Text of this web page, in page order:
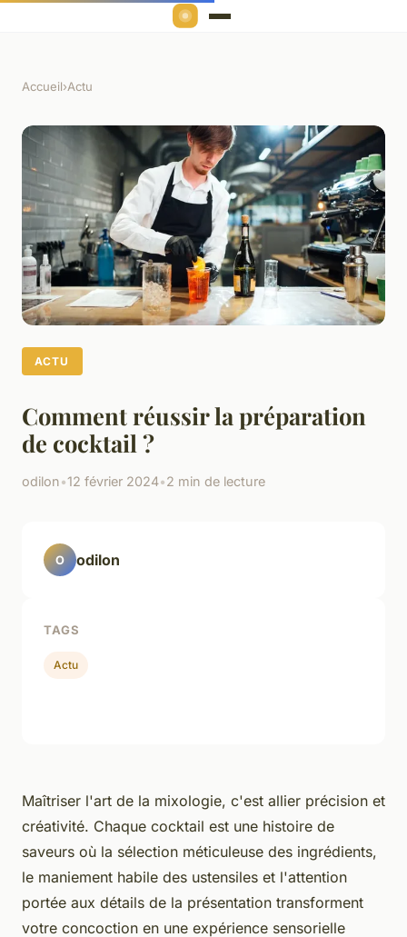
Accueil›Actu
ACTU
Comment réussir la préparation
de cocktail ?
odilon•12 février 2024•2 min de lecture
Maîtriser l'art de la mixologie, c'est allier précision et
créativité. Chaque cocktail est une histoire de
saveurs où la sélection méticuleuse des ingrédients,
le maniement habile des ustensiles et l'attention
portée aux détails de la présentation transforment
votre concoction en une expérience sensorielle
O odilon
TAGS
Actu